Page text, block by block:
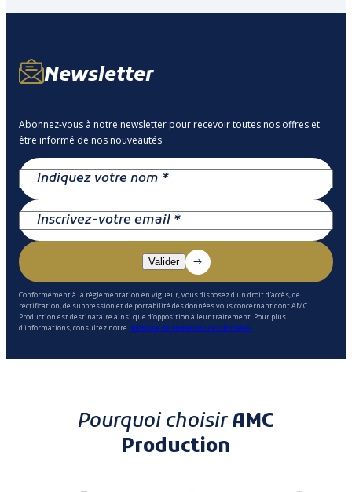
Newsletter
Abonnez-vous à notre newsletter pour recevoir toutes nos offres et
être informé de nos nouveautés
Conformément à la réglementation en vigueur, vous disposez d'un droit d'accès, de
rectification, de suppression et de portabilité des données vous concernant dont AMC
Production est destinataire ainsi que d'opposition à leur traitement. Pour plus
d'informations, consultez notre politique de protection des données.
Pourquoi choisirAMC
Production